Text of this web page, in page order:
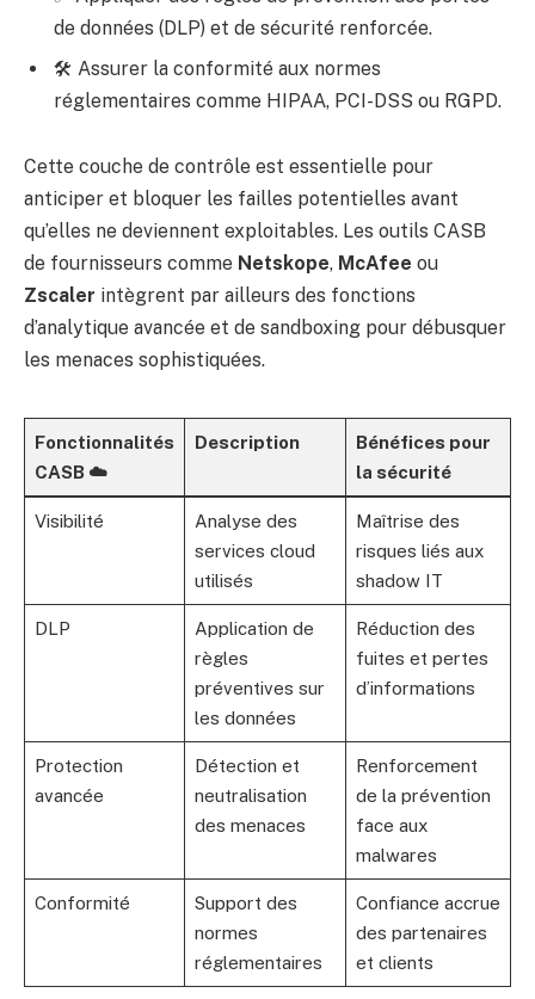
de données (DLP) et de sécurité renforcée.
🛠️ Assurer la conformité aux normes
réglementaires comme HIPAA, PCI-DSS ou RGPD.
Cette couche de contrôle est essentielle pour
anticiper et bloquer les failles potentielles avant
qu’elles ne deviennent exploitables. Les outils CASB
de fournisseurs comme Netskope, McAfee ou
Zscaler intègrent par ailleurs des fonctions
d’analytique avancée et de sandboxing pour débusquer
les menaces sophistiquées.
Fonctionnalités
CASB ☁️
Description
Bénéfices pour
la sécurité
Visibilité
Analyse des
services cloud
utilisés
Maîtrise des
risques liés aux
shadow IT
DLP
Application de
règles
préventives sur
les données
Réduction des
fuites et pertes
d’informations
Protection
avancée
Détection et
neutralisation
des menaces
Renforcement
de la prévention
face aux
malwares
Conformité
Support des
normes
réglementaires
Confiance accrue
des partenaires
et clients